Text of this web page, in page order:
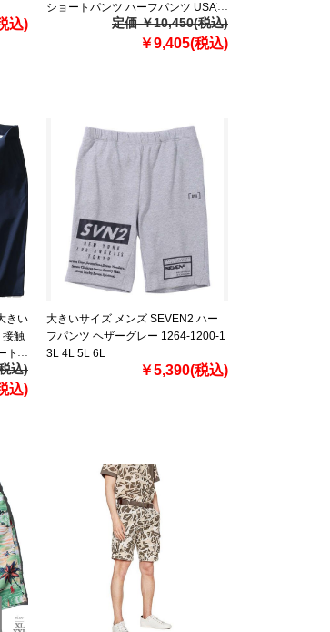
込)
ショートパンツ ハーフパンツ USA直
定価 ￥10,450(税込)
￥9,405(税込)
きい
接触
ト
込)
込)
大きいサイズ メンズ SEVEN2 ハー
フパンツ ヘザーグレー 1264-1200-1
3L 4L 5L 6L
￥5,390(税込)